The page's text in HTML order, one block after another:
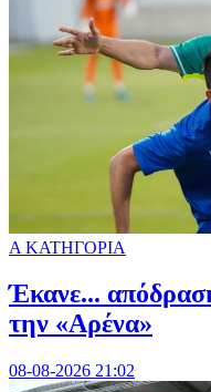
Α ΚΑΤΗΓΟΡΙΑ
Έκανε...
την «Αρένα»
08-08-2026 21:02